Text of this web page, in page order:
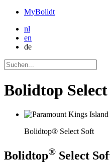
MyBolidt
nl
en
de
Bolidtop
Bolidtop® Select Soft
Bolidtop® Select